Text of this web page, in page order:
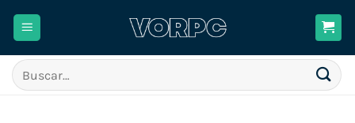
Buscar
por: